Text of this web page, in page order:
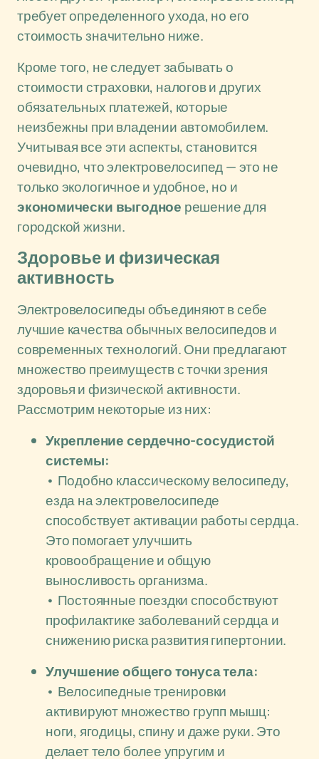
требует определенного ухода, но его
стоимость значительно ниже.
Кроме того, не следует забывать о
стоимости страховки, налогов и других
обязательных платежей, которые
неизбежны при владении автомобилем.
Учитывая все эти аспекты, становится
очевидно, что электровелосипед — это не
только экологичное и удобное, но и
экономически выгодное решение для
городской жизни.
Здоровье и физическая
активность
Электровелосипеды объединяют в себе
лучшие качества обычных велосипедов и
современных технологий. Они предлагают
множество преимуществ с точки зрения
здоровья и физической активности.
Рассмотрим некоторые из них:
Укрепление сердечно-сосудистой
системы:
• Подобно классическому велосипеду,
езда на электровелосипеде
способствует активации работы сердца.
Это помогает улучшить
кровообращение и общую
выносливость организма.
• Постоянные поездки способствуют
профилактике заболеваний сердца и
снижению риска развития гипертонии.
Улучшение общего тонуса тела:
• Велосипедные тренировки
активируют множество групп мышц:
ноги, ягодицы, спину и даже руки. Это
делает тело более упругим и